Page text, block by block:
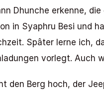
Dhunche erkenne,
in Syaphru Besi und
Spâter lerne ich,
vorlegt. Auch
den Berg hoch, der